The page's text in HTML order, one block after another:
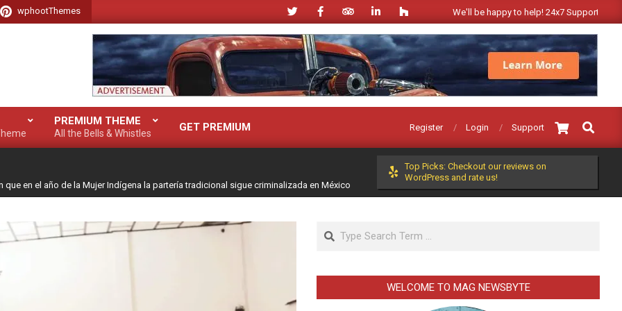
wphootThemes We'll be happy to help! 24x7 Support!
PREMIUM THEME
All the Bells & Whistles GET PREMIUM Register Login Support
Search
que en el año de la Mujer Indígena la partería tradicional sigue criminalizada en México
Top Picks: Checkout our reviews on
WordPress and rate us!
Search
WELCOME TO MAG NEWSBYTE